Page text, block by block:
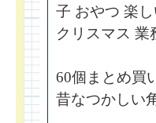
子 おやつ 楽
クリスマス 業
60個まとめ買
昔なつかしい